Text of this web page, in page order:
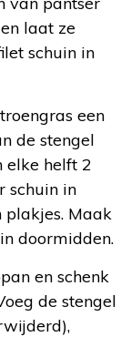
laat ze
schuin in
een
de stengel
elke helft 2
schuin in
plakjes. Maak
doormidden.
en schenk
de stengel